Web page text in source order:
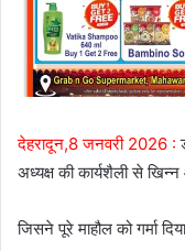
देहरादून,8 जनवरी 2026 :
अध्यक्ष की कार्यशैली से
जिसने पूरे माहौल को गर्मा